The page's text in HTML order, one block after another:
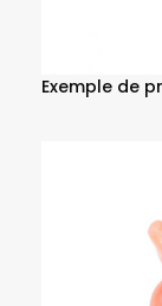
Exemple de